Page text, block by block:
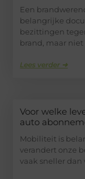
Een
belangrijke
bezittingen
brand, maar niet
Lees verder ➜
Voor welke
auto
Mobiliteit is
verandert onze
vaak sneller dan